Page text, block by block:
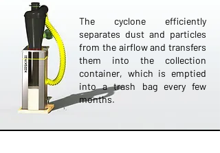
The cyclone efficiently
separates dust and particles
from the airflow and transfers
them into the collection
container, which is emptied
into a trash bag every few
months.